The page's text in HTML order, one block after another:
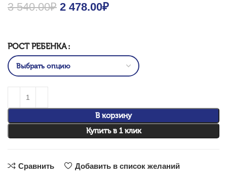
3 540.00₽ Original price was: 3 540.00₽.
2 478.00₽
РОСТ РЕБЕНКА
В корзину
Купить в 1 клик
Сравнить Добавить в список желаний